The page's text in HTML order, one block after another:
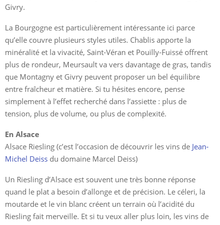
Givry.
La Bourgogne est particulièrement intéressante ici parce
qu’elle couvre plusieurs styles utiles. Chablis apporte la
minéralité et la vivacité, Saint-Véran et Pouilly-Fuissé offrent
plus de rondeur, Meursault va vers davantage de gras, tandis
que Montagny et Givry peuvent proposer un bel équilibre
entre fraîcheur et matière. Si tu hésites encore, pense
simplement à l’effet recherché dans l’assiette : plus de
tension, plus de volume, ou plus de complexité.
En Alsace
Alsace Riesling (c’est l’occasion de découvrir les vins de Jean-
Michel Deiss du domaine Marcel Deiss)
Un Riesling d’Alsace est souvent une très bonne réponse
quand le plat a besoin d’allonge et de précision. Le céleri, la
moutarde et le vin blanc créent un terrain où l’acidité du
Riesling fait merveille. Et si tu veux aller plus loin, les vins de